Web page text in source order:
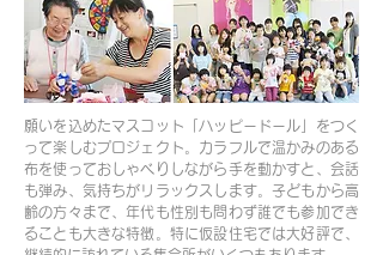
願いを込めたマスコット「ハッピードール」をつく
って楽しむプロジェクト。カラフルで温かみのある
布を使っておしゃべりしながら手を動かすと、会話
も弾み、気持ちがリラックスします。子どもから高
齢の方々まで、年代も性別も問わず誰でも参加でき
ることも大きな特徴。特に仮設住宅では大好評で、